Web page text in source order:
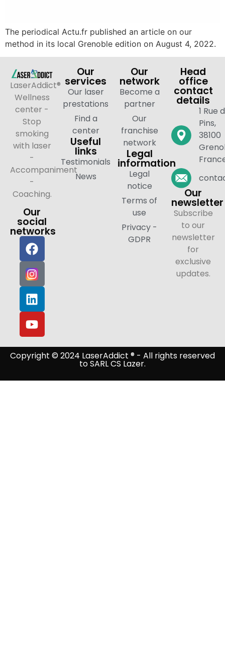
The periodical Actu.fr published an article on our
method in its local Grenoble edition on August 4, 2022.
LaserAddict®
Wellness
center -
Stop
smoking
with laser
-
Accompaniment
-
Coaching.
Our
social
networks
Our
services
Our laser
prestations
Find a
center
Useful
links
Testimonials
News
Our
network
Become a
partner
Our
franchise
network
Legal
information
Legal
notice
Terms of
use
Privacy -
GDPR
Head
office
contact
details
1 Rue
Pins,
38100
Our
newsletter
Subscribe
to our
newsletter
for
exclusive
updates.
Copyright © 2024 LaserAddict ® - All rights reserved
to SARL CS Lazer.